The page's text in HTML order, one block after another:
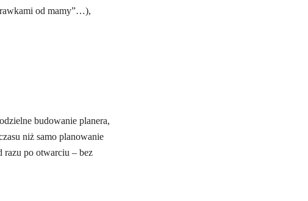
od mamy”…),
budowanie planera,
niż samo planowanie
razu po otwarciu – bez